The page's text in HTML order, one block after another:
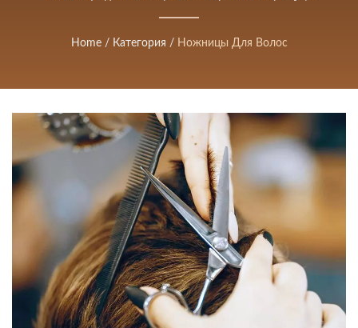
Высокой Точности,
Парикмахеров |
Eversharp Pro Company
Производитель ножниц с ISO-сертификацией с
Home / Категория / Ножницы Для Волос